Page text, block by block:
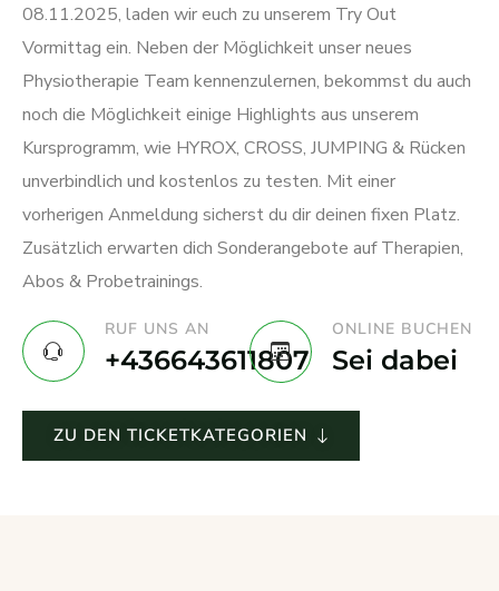
08.11.2025, laden wir euch zu unserem Try Out
Vormittag ein. Neben der Möglichkeit unser neues
Physiotherapie Team kennenzulernen, bekommst du auch
noch die Möglichkeit einige Highlights aus unserem
Kursprogramm, wie HYROX, CROSS, JUMPING & Rücken
unverbindlich und kostenlos zu testen. Mit einer
vorherigen Anmeldung sicherst du dir deinen fixen Platz.
Zusätzlich erwarten dich Sonderangebote auf Therapien,
Abos & Probetrainings.
RUF UNS AN
+436643611807
ONLINE BUCHEN
Sei dabei
ZU DEN TICKETKATEGORIEN